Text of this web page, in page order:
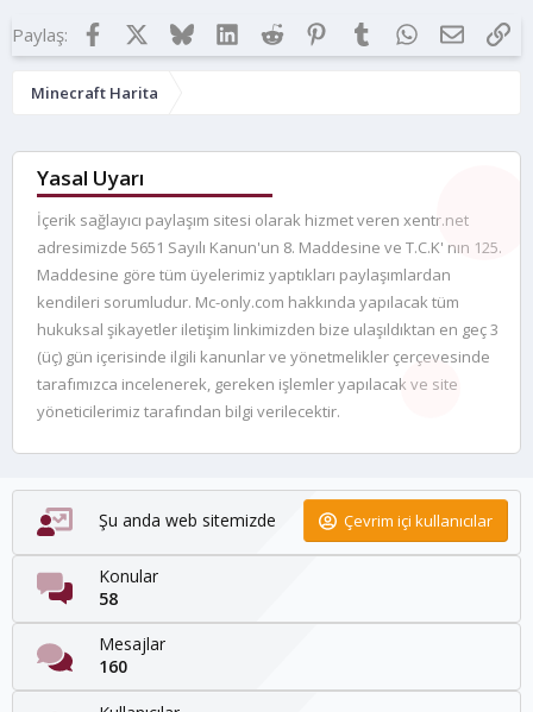
Paylaş: Facebook BlueskyLinkedInReddit Pinterest
Tumblr WhatsApp
E-posta
Minecraft Harita
Yasal Uyarı
İçerik sağlayıcı paylaşım sitesi olarak hizmet veren xentr.net
adresimizde 5651 Sayılı Kanun'un 8. Maddesine ve T.C.K' nın 125.
Maddesine göre tüm üyelerimiz yaptıkları paylaşımlardan
kendileri sorumludur. Mc-only.com hakkında yapılacak tüm
hukuksal şikayetler iletişim linkimizden bize ulaşıldıktan en geç 3
(üç) gün içerisinde ilgili kanunlar ve yönetmelikler çerçevesinde
tarafımızca incelenerek, gereken işlemler yapılacak ve site
yöneticilerimiz tarafından bilgi verilecektir.
Şu anda web sitemizde Çevrim içi kullanıcılar
Konular
58
Mesajlar
160